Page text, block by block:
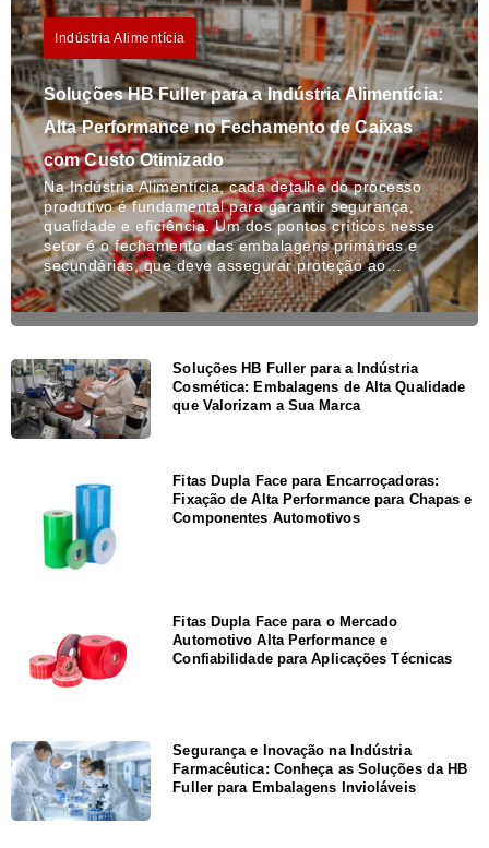
Indústria Alimentícia
Soluções HB Fuller para a Indústria Alimentícia:
Alta Performance no Fechamento de Caixas
com Custo Otimizado
Na Indústria Alimentícia, cada detalhe do processo
produtivo é fundamental para garantir segurança,
qualidade e eficiência. Um dos pontos críticos nesse
setor é o fechamento das embalagens primárias e
secundárias, que deve assegurar proteção ao…
Soluções HB Fuller para a Indústria
Cosmética: Embalagens de Alta Qualidade
que Valorizam a Sua Marca
Fitas Dupla Face para Encarroçadoras:
Fixação de Alta Performance para Chapas e
Componentes Automotivos
Fitas Dupla Face para o Mercado
Automotivo Alta Performance e
Confiabilidade para Aplicações Técnicas
Segurança e Inovação na Indústria
Farmacêutica: Conheça as Soluções da HB
Fuller para Embalagens Invioláveis